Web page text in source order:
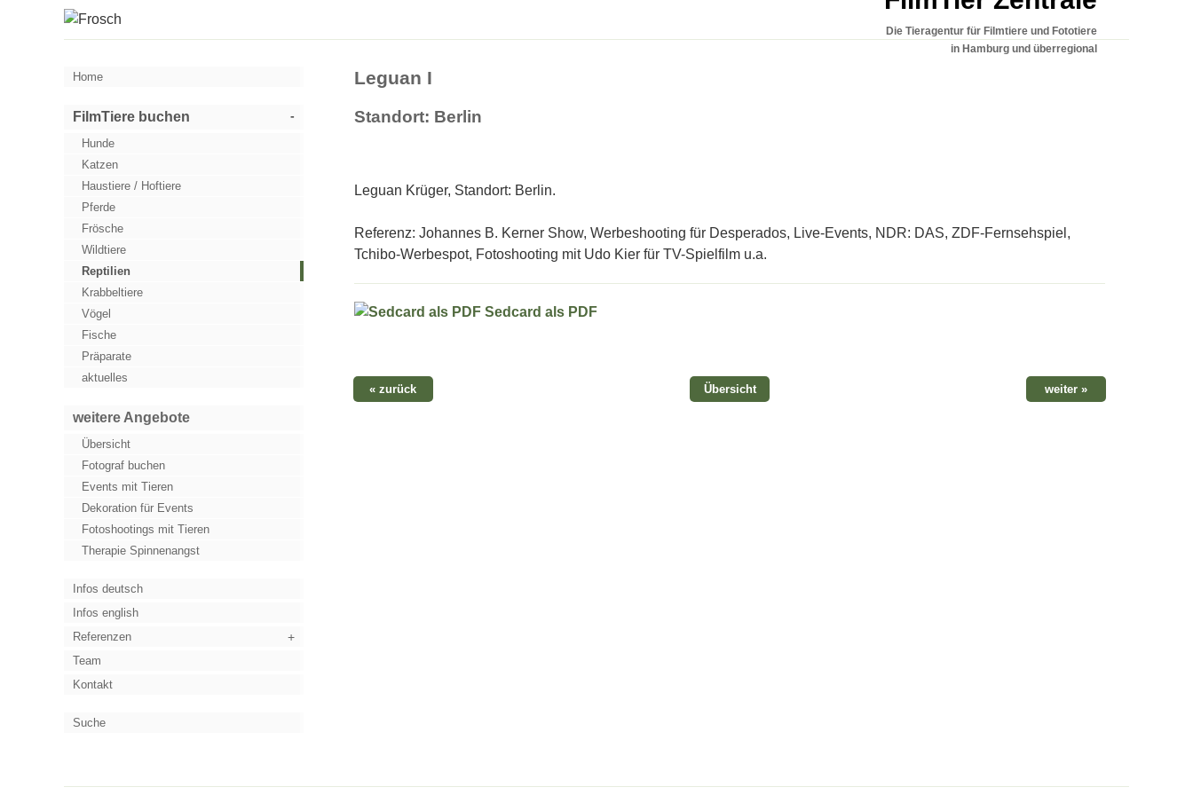
Die Tieragentur für Filmtiere und Fototiere
in Hamburg und überregional
Home
FilmTiere buchen
Hunde
Katzen
Haustiere / Hoftiere
Pferde
Frösche
Wildtiere
Reptilien
Krabbeltiere
Vögel
Fische
Präparate
aktuelles
weitere Angebote
Übersicht
Fotograf buchen
Events mit Tieren
Dekoration für Events
Fotoshootings mit Tieren
Therapie Spinnenangst
Infos deutsch
Infos english
Referenzen
Team
Kontakt
Suche
Leguan I
Standort: Berlin
Leguan Krüger, Standort: Berlin.
Referenz: Johannes B. Kerner Show, Werbeshooting für Desperados, Live-Events, NDR: DAS, ZDF-Fernsehspiel,
Tchibo-Werbespot, Fotoshooting mit Udo Kier für TV-Spielfilm u.a.
Sedcard als PDF
« zurück weiter »
Übersicht